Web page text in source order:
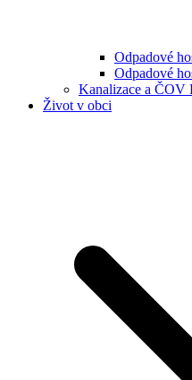
Odpadové
Odpadové
Kanalizace a ČOV
Život v obci